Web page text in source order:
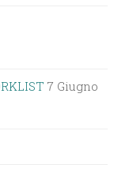
7 Giugno